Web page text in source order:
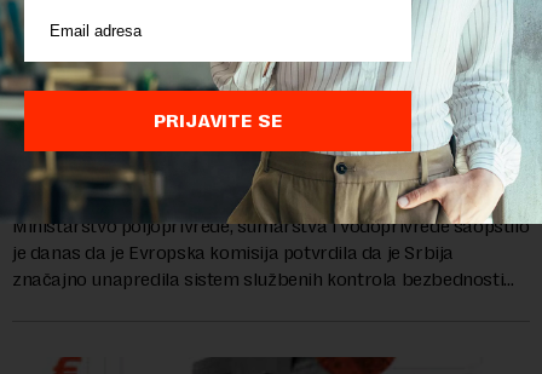
Ministarstvo: EK potvrdila da je Srbija unapredila
kontrolu hrane biljnog porekla
Ministarstvo poljoprivrede, šumarstva i vodoprivrede saopštilo
je danas da je Evropska komisija potvrdila da je Srbija
značajno unapredila sistem službenih kontrola bezbednosti
PRIJAVITE SE